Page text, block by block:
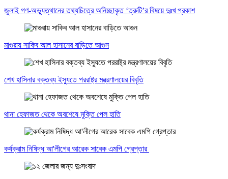
জুলাই গণ-অভ্যুত্থানের তথ্যচিত্রে অনিচ্ছাকৃত ‘ত্রুটি’র বিষয়ে দুঃখ প্রকাশ
মাগুরায় সাকিব আল হাসানের বাড়িতে আগুন
শেখ হাসিনার বক্তব্য ইস্যুতে পররাষ্ট্র মন্ত্রণালয়ের বিবৃতি
থানা হেফাজত থেকে অবশেষে মুক্তি পেল হাতি
কর্যক্রাম নিষিদ্ধ আ'লীগের আরেক সাবেক এমপি গ্রেপ্তার